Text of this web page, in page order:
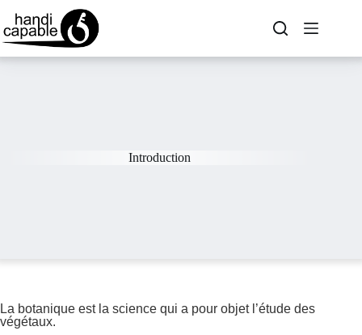
Introduction
La botanique est la science qui a pour objet l’étude des
végétaux.